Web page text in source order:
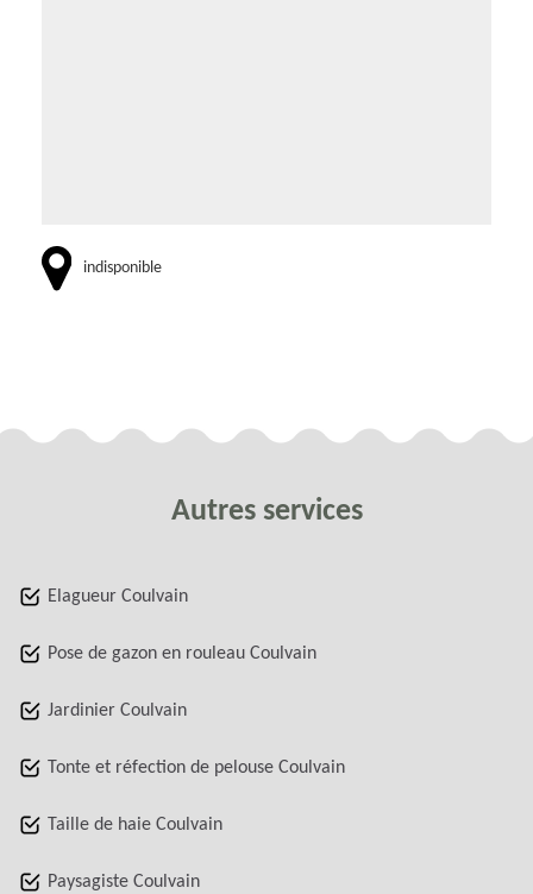
indisponible
Autres services
Elagueur Coulvain
Pose de gazon en rouleau Coulvain
Jardinier Coulvain
Tonte et réfection de pelouse Coulvain
Taille de haie Coulvain
Paysagiste Coulvain